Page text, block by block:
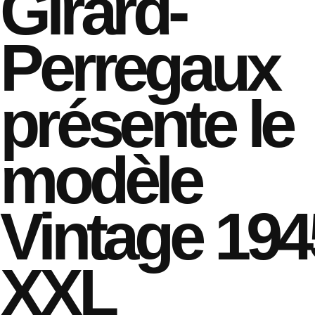
Perregaux
présente le
modèle
Vintage
XXL